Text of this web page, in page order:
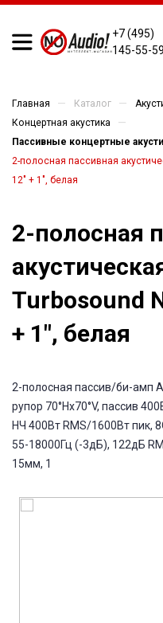
+7 (495)
145-55-59
Главная — Каталог —
Концертная акустика —
Пассивные концертные
2-полосная пассивная
12" + 1", белая
2-полосная
Turbosound
+ 1", белая
2-полосная пассив/би-амп
рупор 70°Hx70°V, пассив
НЧ 400Вт RMS/1600Вт пик,
55-18000Гц (-3дБ), 122дБ
15мм, 1